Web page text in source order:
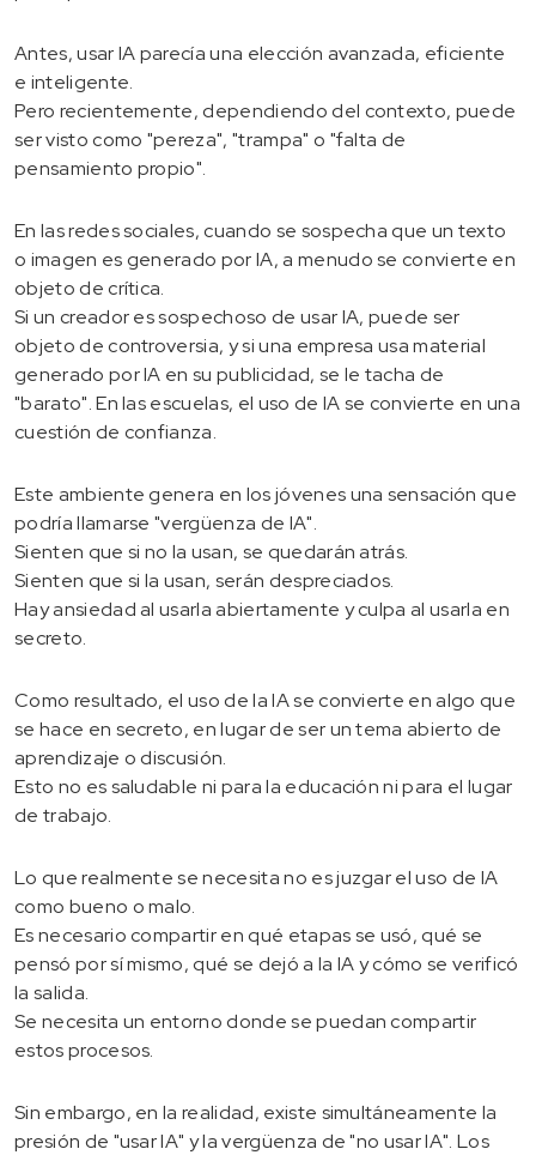
Antes, usar IA parecía una elección avanzada, eficiente
e inteligente.
Pero recientemente, dependiendo del contexto, puede
ser visto como "pereza", "trampa" o "falta de
pensamiento propio".
En las redes sociales, cuando se sospecha que un texto
o imagen es generado por IA, a menudo se convierte en
objeto de crítica.
Si un creador es sospechoso de usar IA, puede ser
objeto de controversia, y si una empresa usa material
generado por IA en su publicidad, se le tacha de
"barato". En las escuelas, el uso de IA se convierte en una
cuestión de confianza.
Este ambiente genera en los jóvenes una sensación que
podría llamarse "vergüenza de IA".
Sienten que si no la usan, se quedarán atrás.
Sienten que si la usan, serán despreciados.
Hay ansiedad al usarla abiertamente y culpa al usarla en
secreto.
Como resultado, el uso de la IA se convierte en algo que
se hace en secreto, en lugar de ser un tema abierto de
aprendizaje o discusión.
Esto no es saludable ni para la educación ni para el lugar
de trabajo.
Lo que realmente se necesita no es juzgar el uso de IA
como bueno o malo.
Es necesario compartir en qué etapas se usó, qué se
pensó por sí mismo, qué se dejó a la IA y cómo se verificó
la salida.
Se necesita un entorno donde se puedan compartir
estos procesos.
Sin embargo, en la realidad, existe simultáneamente la
presión de "usar IA" y la vergüenza de "no usar IA". Los